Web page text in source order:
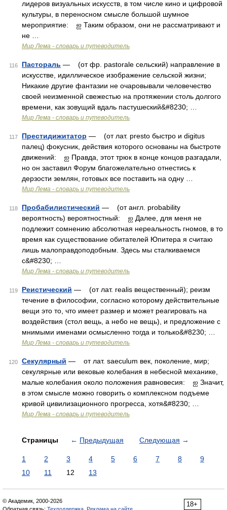
лидеров визуальных искусств, в том числе кино и цифровой
культуры, в переносном смысле большой шумное
мероприятие: ஐ Таким образом, они не рассматривают и
не …
Мир Лема - словарь и путеводитель
116 Пастораль — (от фр. pastorale сельский) направление в
искусстве, идиллическое изображение сельской жизни;
Никакие другие фантазии не очаровывали человечество
своей неизменной свежестью на протяжении столь долгого
времени, как зовущий вдаль пастушеский&#8230; …
Мир Лема - словарь и путеводитель
117 Престидижитатор — (от лат. presto быстро и digitus
палец) фокусник, действия которого основаны на быстроте
движений: ஐ Правда, этот трюк в конце концов разгадали,
но он заставил Форум благожелательно отнестись к
дерзости землян, готовых все поставить на одну …
Мир Лема - словарь и путеводитель
118 Пробабилистический — (от англ. probability
вероятность) вероятностный: ஐ Далее, для меня не
подлежит сомнению абсолютная нереальность гномов, в то
время как существование обитателей Юпитера я считаю
лишь малоправдоподобным. Здесь мы сталкиваемся
с&#8230; …
Мир Лема - словарь и путеводитель
119 Реистический — (от лат. realis вещественный); реизм
течение в философии, согласно которому действительные
вещи это то, что имеет размер и может реагировать на
воздействия (стол вещь, а небо не вещь), и предложение с
мнимыми именами осмысленно тогда и только&#8230; …
Мир Лема - словарь и путеводитель
120 Секулярный — от лат. saeculum век, поколение, мир;
секулярные или вековые колебания в небесной механике,
малые колебания около положения равновесия: ஐ Значит,
в этом смысле можно говорить о комплексном подъеме
кривой цивилизационного прогресса, хотя&#8230; …
Мир Лема - словарь и путеводитель
Страницы ← Предыдущая Следующая →
1 2 3 4 5 6 7 8
9
10
11 12 13
18+
© Академик, 2000-2026